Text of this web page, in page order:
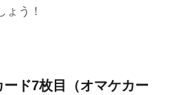
ょう！
ード7枚目（オマケカー